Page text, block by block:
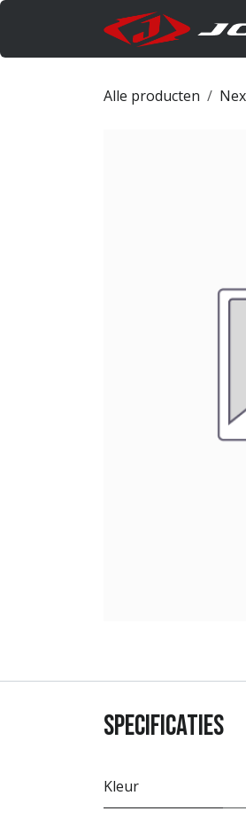
Overslaan naar inhoud
Alle producten
Specificaties
Kleur